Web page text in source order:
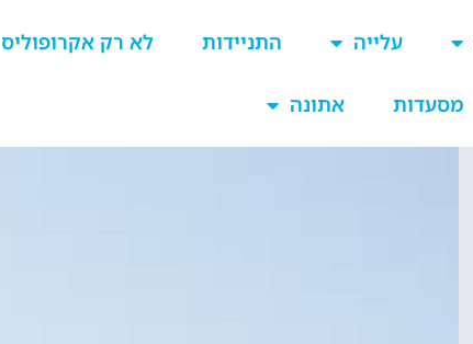
עלייה התניידות לא רק אקרופוליס
מסעדות אתונה